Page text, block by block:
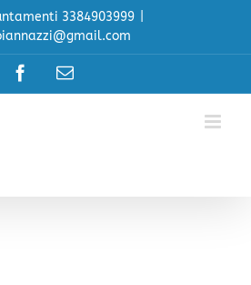
3384903999
FacebookEmail